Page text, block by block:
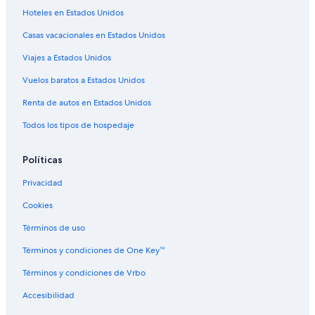
Cabañas en Kalaloch
Campings en Kalaloch
Hoteles con restaurante en Kalaloch
Hoteles en Kalaloch
Casas vacacionales en Humptulips
Hoteles en Estados Unidos
Casas vacacionales en Estados Unidos
Viajes a Estados Unidos
Vuelos baratos a Estados Unidos
Renta de autos en Estados Unidos
Todos los tipos de hospedaje
Políticas
Privacidad
Cookies
Términos de uso
Términos y condiciones de One Key™
Términos y condiciones de Vrbo
Accesibilidad